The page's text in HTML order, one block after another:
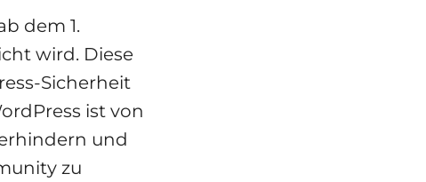
dem 1.
wird. Diese
Sicherheit
ist von
und
zu